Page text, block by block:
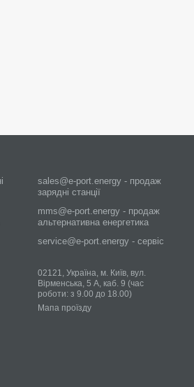
sales@e-port.energy - продаж
зарядні станції
mms@e-port.energy - продаж
альтернативна енергетика
service@e-port.energy - сервіс
02121, Україна, м. Київ, вул.
Вірменська, 5 А, каб. 9 (час
роботи: з 9.00 до 18.00)
Мапа проїзду